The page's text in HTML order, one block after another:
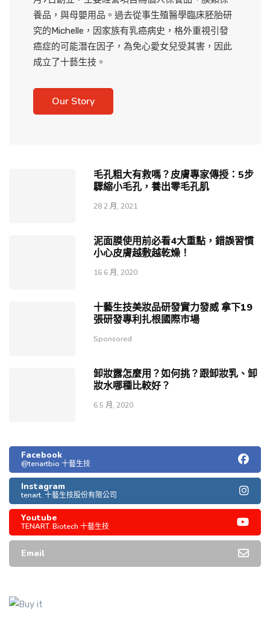
養品，與母嬰用品。過去從事生殖醫學臨床胚胎研
究的Michelle，因家族有乳癌病史，格外重視引發
癌症的可能潛在因子，為免心愛女兒受其害，因此
成立了十藝生技。
Our Story
毛孔粗大有救嗎？皮膚專家傳授：5步
驟縮小毛孔，養出零毛孔肌
28 2 月, 2021
泥面膜使用前必看4大重點，錯誤習慣
小心皮膚越敷越乾燥！
16 6 月, 2020
十藝生技美妝品研發實力發威 拿下19
張研發專利扎根國際巿場
Sponsored
卸妝露怎麼用？如何挑？跟卸妝乳、卸
妝水哪種比較好？
6 5 月, 2020
Facebook
@tenartbio 十藝生技
Instagram
tenart. 十藝生技股份有限公司
Youtube
TENART. Biotech 十藝生技
Email